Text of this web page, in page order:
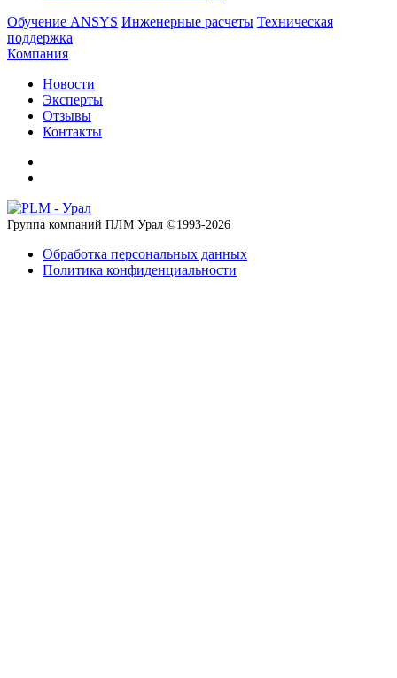
Обучение ANSYS Инженерные расчеты Техническая
поддержка
Компания
Новости
Эксперты
Отзывы
Контакты
Группа компаний ПЛМ Урал ©1993-2026
Обработка персональных данных
Политика конфиденциальности